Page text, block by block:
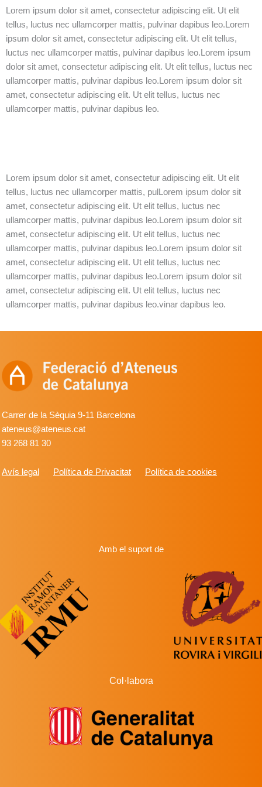
Lorem ipsum dolor sit amet, consectetur adipiscing elit. Ut elit
tellus, luctus nec ullamcorper mattis, pulvinar dapibus leo.Lorem
ipsum dolor sit amet, consectetur adipiscing elit. Ut elit tellus,
luctus nec ullamcorper mattis, pulvinar dapibus leo.Lorem ipsum
dolor sit amet, consectetur adipiscing elit. Ut elit tellus, luctus nec
ullamcorper mattis, pulvinar dapibus leo.Lorem ipsum dolor sit
amet, consectetur adipiscing elit. Ut elit tellus, luctus nec
ullamcorper mattis, pulvinar dapibus leo.
Lorem ipsum dolor sit amet, consectetur adipiscing elit. Ut elit
tellus, luctus nec ullamcorper mattis, pulLorem ipsum dolor sit
amet, consectetur adipiscing elit. Ut elit tellus, luctus nec
ullamcorper mattis, pulvinar dapibus leo.Lorem ipsum dolor sit
amet, consectetur adipiscing elit. Ut elit tellus, luctus nec
ullamcorper mattis, pulvinar dapibus leo.Lorem ipsum dolor sit
amet, consectetur adipiscing elit. Ut elit tellus, luctus nec
ullamcorper mattis, pulvinar dapibus leo.Lorem ipsum dolor sit
amet, consectetur adipiscing elit. Ut elit tellus, luctus nec
ullamcorper mattis, pulvinar dapibus leo.vinar dapibus leo.
Carrer de la Sèquia 9-11 Barcelona
ateneus@ateneus.cat
93 268 81 30
Avís legal Política de Privacitat Política de cookies
Amb el suport de
Col·labora